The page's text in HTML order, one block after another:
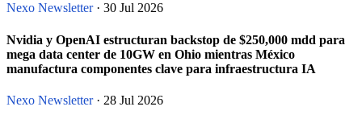
Nexo Newsletter· 30 Jul 2026
Nvidia y OpenAI estructuran backstop de $250,000 mdd para
mega data center de 10GW en Ohio mientras México
manufactura componentes clave para infraestructura IA
Nexo Newsletter· 28 Jul 2026